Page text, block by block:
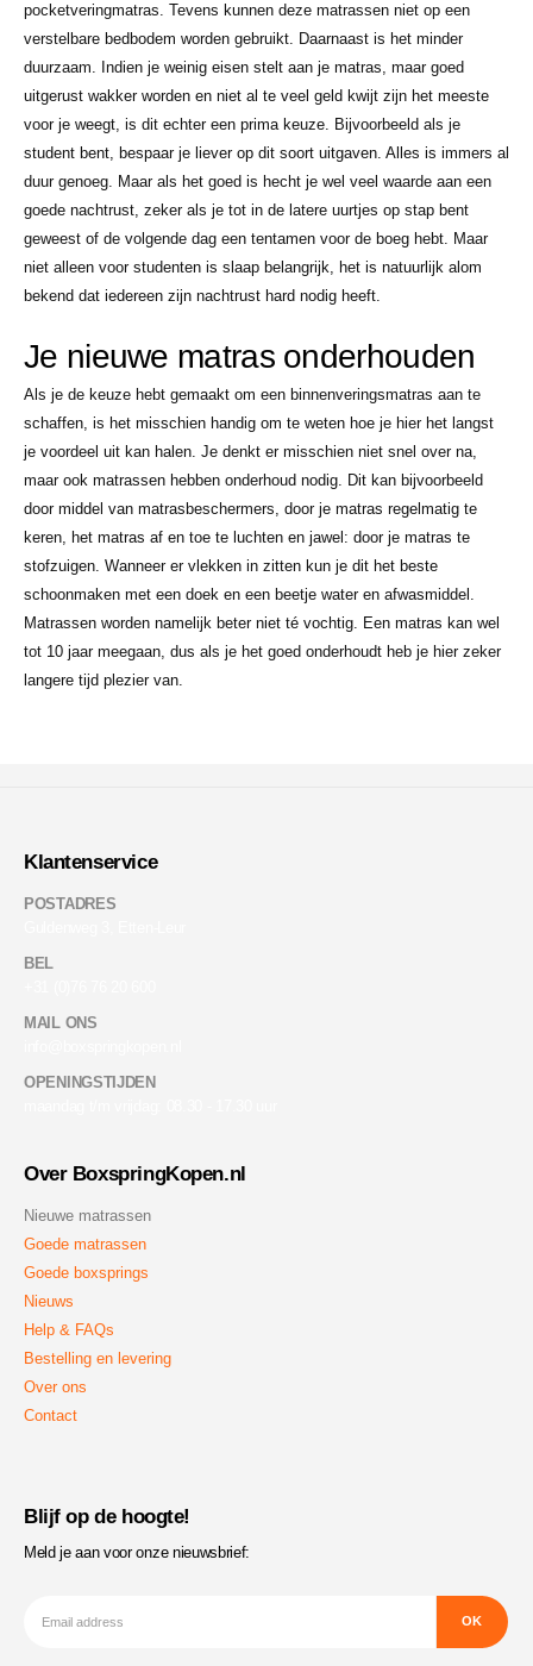
pocketveringmatras. Tevens kunnen deze matrassen niet op een
verstelbare bedbodem worden gebruikt. Daarnaast is het minder
duurzaam. Indien je weinig eisen stelt aan je matras, maar goed
uitgerust wakker worden en niet al te veel geld kwijt zijn het meeste
voor je weegt, is dit echter een prima keuze. Bijvoorbeeld als je
student bent, bespaar je liever op dit soort uitgaven. Alles is immers al
duur genoeg. Maar als het goed is hecht je wel veel waarde aan een
goede nachtrust, zeker als je tot in de latere uurtjes op stap bent
geweest of de volgende dag een tentamen voor de boeg hebt. Maar
niet alleen voor studenten is slaap belangrijk, het is natuurlijk alom
bekend dat iedereen zijn nachtrust hard nodig heeft.
Je nieuwe matras onderhouden
Als je de keuze hebt gemaakt om een binnenveringsmatras aan te
schaffen, is het misschien handig om te weten hoe je hier het langst
je voordeel uit kan halen. Je denkt er misschien niet snel over na,
maar ook matrassen hebben onderhoud nodig. Dit kan bijvoorbeeld
door middel van matrasbeschermers, door je matras regelmatig te
keren, het matras af en toe te luchten en jawel: door je matras te
stofzuigen. Wanneer er vlekken in zitten kun je dit het beste
schoonmaken met een doek en een beetje water en afwasmiddel.
Matrassen worden namelijk beter niet té vochtig. Een matras kan wel
tot 10 jaar meegaan, dus als je het goed onderhoudt heb je hier zeker
langere tijd plezier van.
Klantenservice
POSTADRES
BEL
MAIL ONS
OPENINGSTIJDEN
Over BoxspringKopen.nl
Nieuwe matrassen
Goede matrassen
Goede boxsprings
Nieuws
Help & FAQs
Bestelling en levering
Over ons
Contact
Blijf op de hoogte!
Meld je aan voor onze nieuwsbrief: